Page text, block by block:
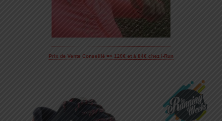
Prix de Vente Conseillé => 120€ et à 84€ chez i-Run